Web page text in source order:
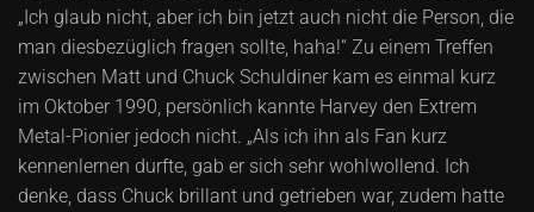
„Ich glaub nicht, aber ich bin jetzt auch nicht die Person, die
man diesbezüglich fragen sollte, haha!“ Zu einem Treffen
zwischen Matt und Chuck Schuldiner kam es einmal kurz
im Oktober 1990, persönlich kannte Harvey den Extrem
Metal-Pionier jedoch nicht. „Als ich ihn als Fan kurz
kennenlernen durfte, gab er sich sehr wohlwollend. Ich
denke, dass Chuck brillant und getrieben war, zudem hatte